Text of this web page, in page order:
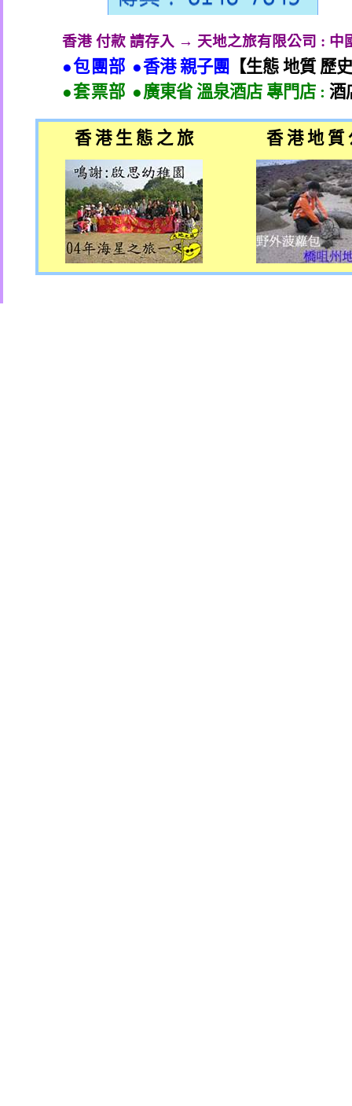
香港 付款 請存入 → 天地之旅有限公司 : 中
●包團部 ●香港 親子團
【生態 地質 歷
●套票部 ●廣東省 溫泉酒店 專門店 : 酒
香 港 生 態 之 旅 香 港 地 質